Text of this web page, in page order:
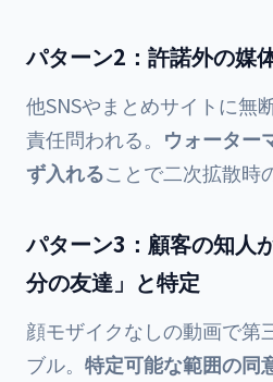
パターン2：許諾外の媒
他SNSやまとめサイトに無
責任問われる。 ウォーター
ず入れることで二次拡散時
パターン3：顧客の知人
分の友達」と特定
顔モザイクなしの動画で第
ブル。 特定可能な範囲の同